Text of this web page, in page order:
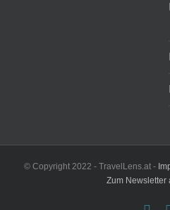
© Copyright 2022 - TravelLens.at -
Zum Newsletter